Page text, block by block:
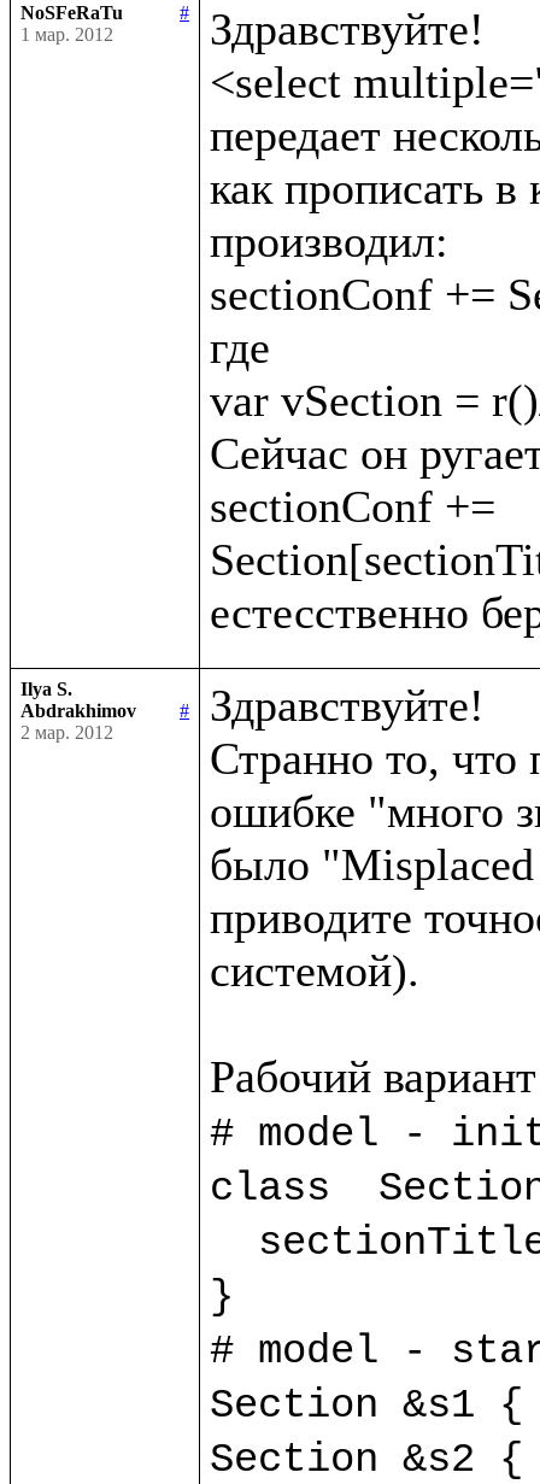
NoSFeRaTu
#
1 мар. 2012
Здравствуйте!
<select
передает
как прописать
производил:
sectionConf +=
где
var vSection =
Сейчас он
sectionConf +=
Ilya S.
Abdrakhimov
#
2 мар. 2012
Здравствуйте!
Странно то, что
ошибке "много
было
приводите
системой).
# model -
class
}
# model -
Section
Section